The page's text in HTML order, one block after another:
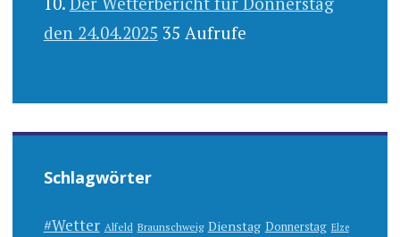
den 24.04.2025 35 Aufrufe
Schlagwörter
#Wetter Alfeld Braunschweig Dienstag Donnerstag Elze